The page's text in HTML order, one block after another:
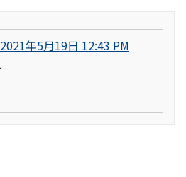
2021年5月19日 12:43 PM